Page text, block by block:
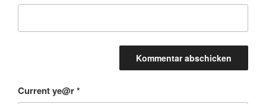
Current ye@r*